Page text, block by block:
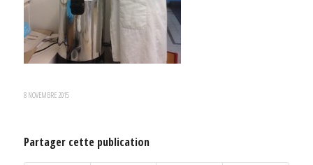
8 NOVEMBRE 2015
Partager cette publication